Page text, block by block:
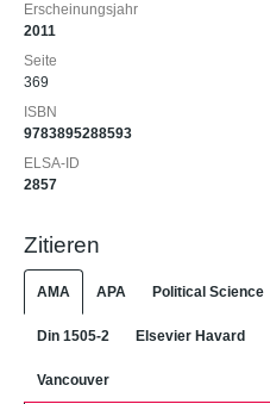
Erscheinungsjahr
2011
Seite
369
ISBN
9783895288593
ELSA-ID
2857
Zitieren
AMA APA Political Science
Din 1505-2 Elsevier Havard
Vancouver